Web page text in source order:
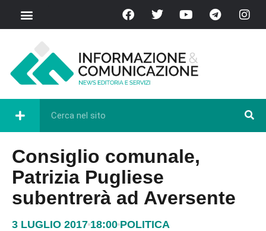
Consiglio comunale,
Patrizia Pugliese
subentrerà ad Aversente
3 LUGLIO 2017 18:00 POLITICA